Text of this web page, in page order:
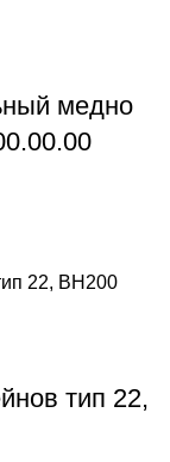
медно
тип 22,